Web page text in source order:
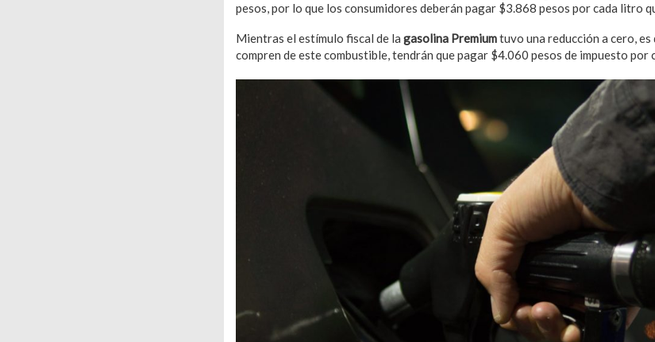
pesos, por lo que los consumidores deberán pagar $3.868 pesos por cada litro
Mientras el estímulo fiscal de la gasolina Premiumtuvo una reducción a cero,
compren de este combustible, tendrán que pagar $4.060 pesos de impuesto